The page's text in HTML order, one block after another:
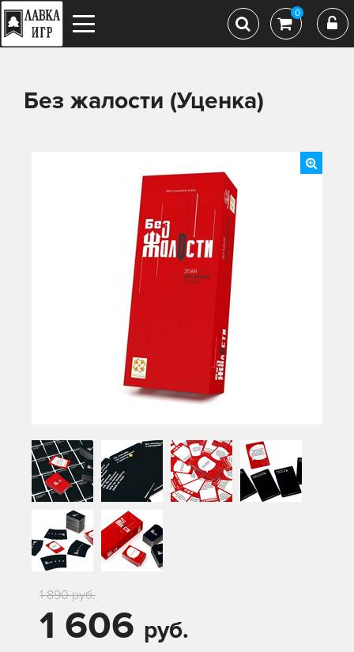
0
Без жалости (Уценка)
1 606 руб.
1 890 руб.